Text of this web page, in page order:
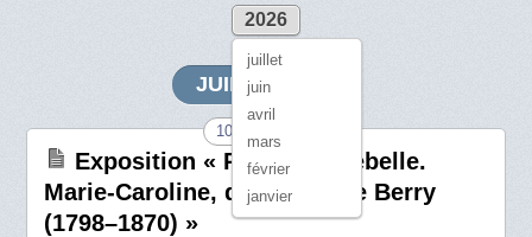
2026
juillet
juin
avril
mars
février
janvier
JUILLET 2026
10 Juillet 2026
Exposition « Princesse rebelle.
Marie-Caroline, duchesse de Berry
(1798–1870) »